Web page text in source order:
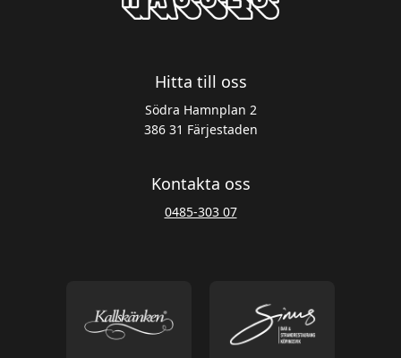
Hitta till oss
Södra Hamnplan 2
386 31 Färjestaden
Kontakta oss
0485-303 07